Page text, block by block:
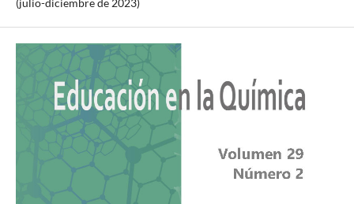
(julio-diciembre de 2023)